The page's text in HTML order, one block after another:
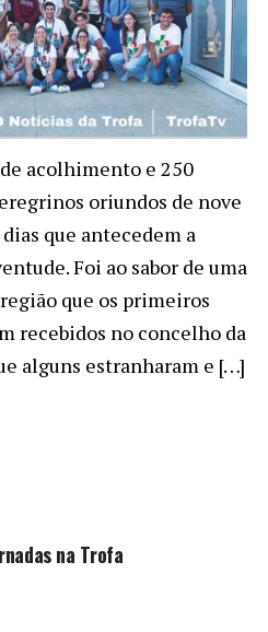
acolhimento e 250
oriundos de nove
que antecedem a
Foi ao sabor de uma
que os primeiros
recebidos no concelho da
alguns estranharam e […]
na Trofa